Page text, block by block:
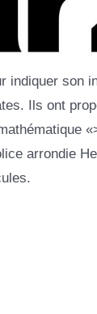
son
Ils ont
arrondie